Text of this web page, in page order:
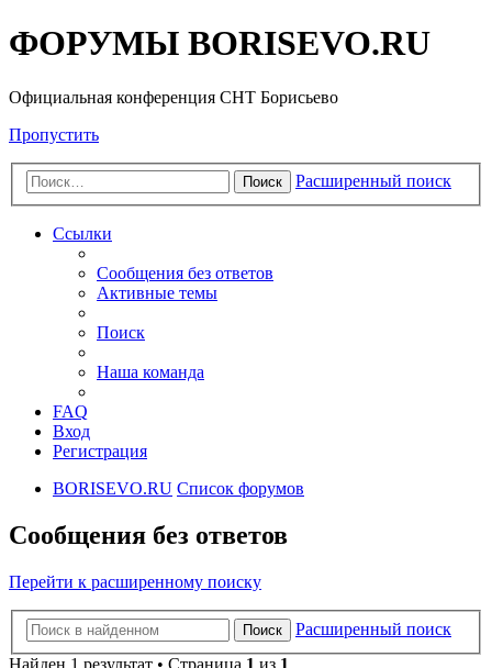
ФОРУМЫ BORISEVO.RU
Официальная конференция СНТ Борисьево
Пропустить
Поиск Расширенный поиск
Ссылки
Сообщения без ответов
Активные темы
Поиск
Наша команда
FAQ
Вход
Регистрация
BORISEVO.RU Список форумов
Сообщения без ответов
Перейти к расширенному поиску
Поиск
Расширенный поиск
Найден 1 результат • Страница 1 из 1